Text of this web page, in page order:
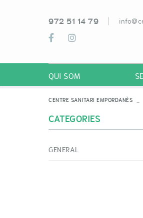
972 51 14 79
QUI SOM
CENTRE SANITARI EMPORDANÈS
CATEGORIES
GENERAL